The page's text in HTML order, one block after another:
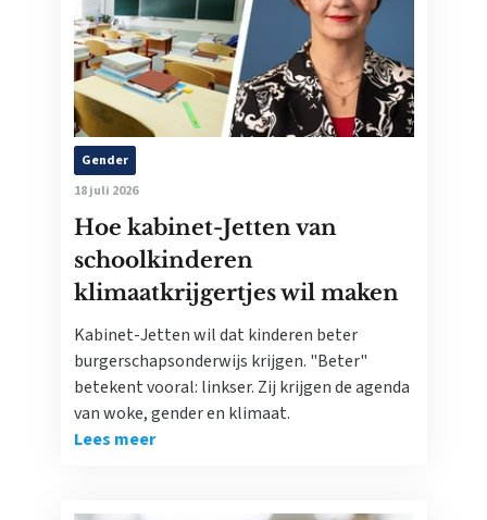
Gender
18 juli 2026
Hoe kabinet-Jetten van
schoolkinderen
klimaatkrijgertjes wil maken
Kabinet-Jetten wil dat kinderen beter
burgerschapsonderwijs krijgen. "Beter"
betekent vooral: linkser. Zij krijgen de agenda
van woke, gender en klimaat.
Lees meer